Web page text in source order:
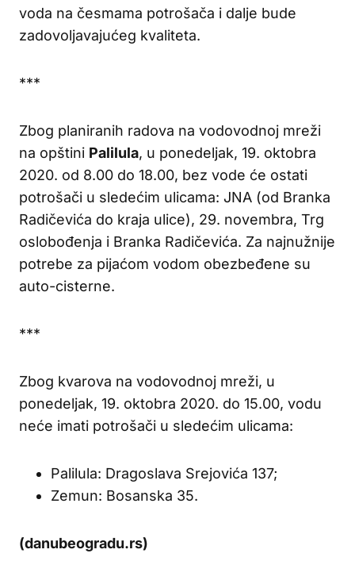
voda na česmama potrošača i dalje bude
zadovoljavajućeg kvaliteta.
***
Zbog planiranih radova na vodovodnoj mreži
na opštini Palilula, u ponedeljak, 19. oktobra
2020. od 8.00 do 18.00, bez vode će ostati
potrošači u sledećim ulicama: JNA (od Branka
Radičevića do kraja ulice), 29. novembra, Trg
oslobođenja i Branka Radičevića. Za najnužnije
potrebe za pijaćom vodom obezbeđene su
auto-cisterne.
***
Zbog kvarova na vodovodnoj mreži, u
ponedeljak, 19. oktobra 2020. do 15.00, vodu
neće imati potrošači u sledećim ulicama:
Palilula: Dragoslava Srejovića 137;
Zemun: Bosanska 35.
(danubeogradu.rs)